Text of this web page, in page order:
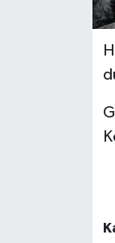
KÜLTÜR
MAGAZİN